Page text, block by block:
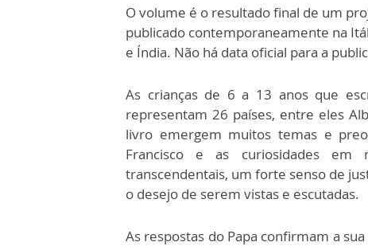
O volume é o resultado final de um
publicado contemporaneamente na
e Índia. Não há data oficial para a
As crianças de 6 a 13 anos que
representam 26 países, entre eles
livro emergem muitos temas e
Francisco e as curiosidades em
transcendentais, um forte senso de
o desejo de serem vistas e escutadas.
As respostas do Papa confirmam a